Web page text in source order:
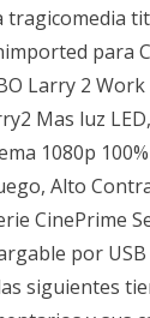
tragicomedia
para
Larry 2
Mas luz
1080p
Alto
CinePrime
por
siguientes